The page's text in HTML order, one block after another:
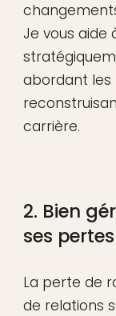
Je vous aide
abordant les
carrière.
2. Bien
ses pertes
La perte de
de relations